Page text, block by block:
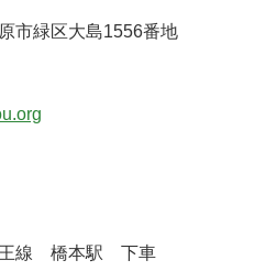
市緑区大島1556番地
王線 橋本駅 下車